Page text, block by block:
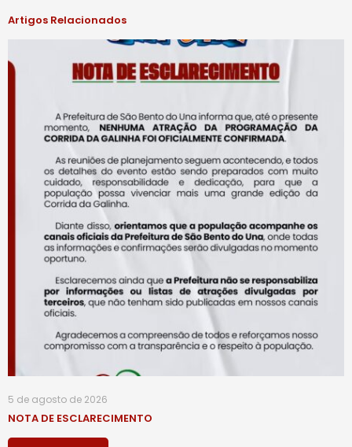
Artigos Relacionados
5 de agosto de 2026
NOTA DE ESCLARECIMENTO